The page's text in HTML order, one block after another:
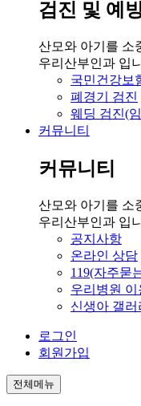
검진 및 예
산모와 아기를 소
우리산부인과 입
국민건강보
폐경기 검진
웨딩 검진(
커뮤니티
커뮤니티
산모와 아기를 소
우리산부인과 입
공지사항
온라인 상담
119(자주묻
우리병원 이
신생아 갤러
로그인
회원가입
전체메뉴